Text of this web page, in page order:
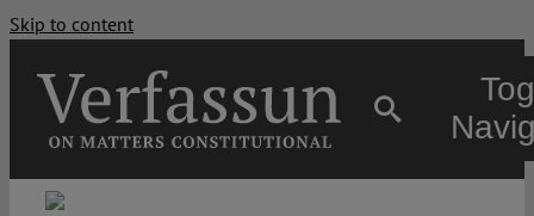
Skip to content